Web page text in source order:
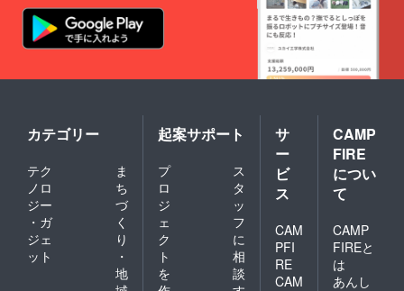
カテゴリー
テク
ノロ
ジー
・ガ
ジェ
ット
ま
ち
づ
く
り
・
地
起案サポート
プ
ロ
ジ
ェ
ク
ト
を
ス
タ
ッ
フ
に
相
談
サ
ー
ビ
ス
CAM
PFI
RE
CAM
CAMP
FIRE
につい
て
CAMP
FIREと
は
あんし